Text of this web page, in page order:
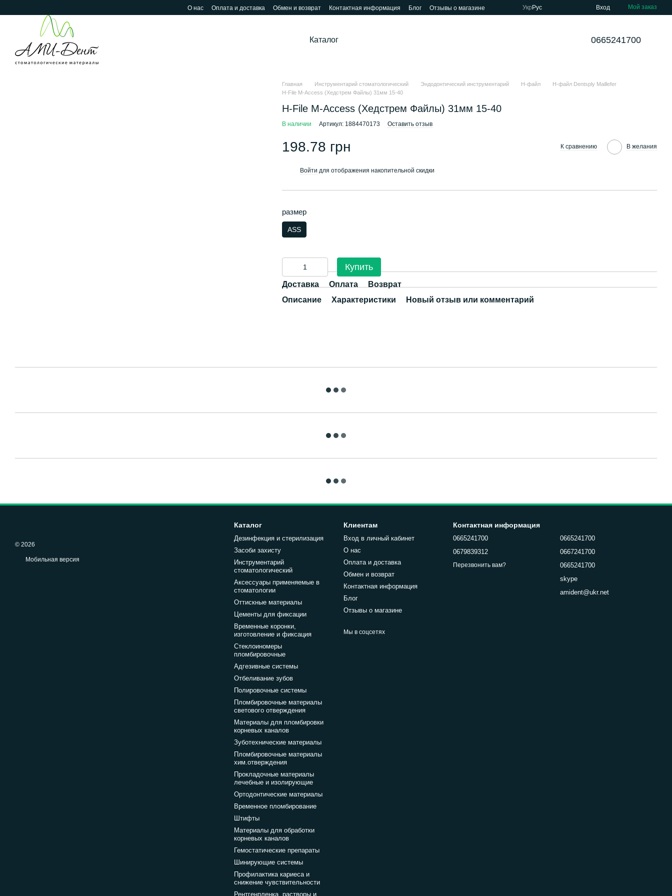
О нас Оплата и доставка Обмен и возврат Контактная информация Блог Отзывы о магазине Укр Рус Вход Мой заказ
Каталог 0665241700
Главная Инструментарий стоматологический Эндодонтический инструментарий Н-файл
Н-файл Dentsply Maillefer
H-File M-Access (Хедстрем Файлы) 31мм 15-40
H-File M-Access (Хедстрем Файлы) 31мм 15-40
В наличии Артикул: 1884470173 Оставить отзыв
198.78 грн К сравнению В желания
Войти для отображения накопительной скидки
размер
ASS
Купить
Доставка Оплата
Возврат
Описание
Характеристики Новый отзыв или комментарий
© 2026
Мобильная версия
Каталог
Дезинфекция и стерилизация
Засоби захисту
Инструментарий
стоматологический
Аксессуары применяемые в
стоматологии
Оттискные материалы
Цементы для фиксации
Временные коронки,
изготовление и фиксация
Стеклоиномеры
пломбировочные
Адгезивные системы
Отбеливание зубов
Полировочные системы
Пломбировочные материалы
светового отверждения
Материалы для пломбировки
корневых каналов
Зуботехнические материалы
Пломбировочные материалы
хим.отверждения
Прокладочные материалы
лечебные и изолирующие
Ортодонтические материалы
Временное пломбирование
Штифты
Материалы для обработки
корневых каналов
Гемостатические препараты
Шинирующие системы
Профилактика кариеса и
снижение чувствительности
Рентгенпленка, растворы и
Клиентам
Вход в личный кабинет
О нас
Оплата и доставка
Обмен и возврат
Контактная информация
Блог
Отзывы о магазине
Мы в соцсетях
Контактная информация
0665241700
0679839312
Перезвонить вам?
0665241700
0667241700
0665241700
skype
amident@ukr.net